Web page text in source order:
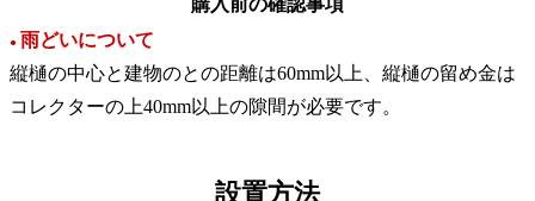
購入前の確認事項
● 雨どいについて
縦樋の中心と建物のとの距離は60mm以上、縦樋の留め金は
コレクターの上40mm以上の隙間が必要です。
設置方法